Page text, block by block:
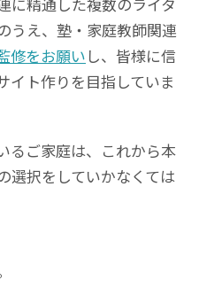
うえ、塾・家庭教師関連
修をお願い し、皆様に信
イト作りを目指していま
るご家庭は、これから本
選択をしていかなくては